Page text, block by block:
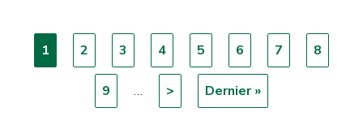
Pagination
Page
courante
1 Page
2 Page
3 Page
4 Page
5 Page
6 Page
7 Page
8
Page
9 …
Page
suivante
>
Dernière
page
Dernier »